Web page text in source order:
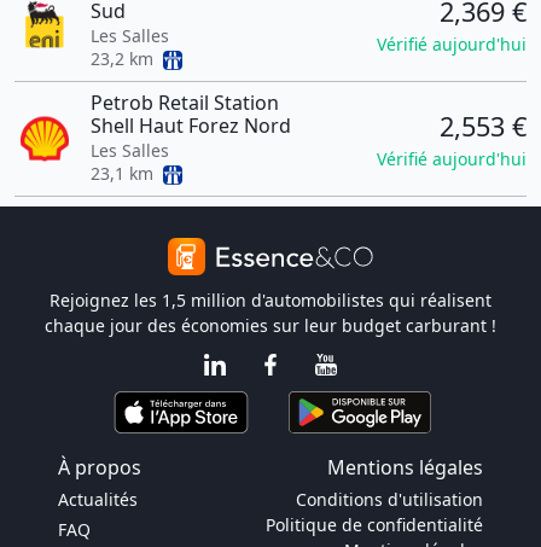
Sud
Les Salles
23,2 km
2,369 €
Vérifié aujourd'hui
Petrob Retail Station
Shell Haut Forez Nord
Les Salles
23,1 km
2,553 €
Vérifié aujourd'hui
Rejoignez les 1,5 million d'automobilistes qui réalisent
chaque jour des économies sur leur budget carburant !
À propos Mentions légales
Actualités
FAQ
Conditions d'utilisation
Politique de confidentialité